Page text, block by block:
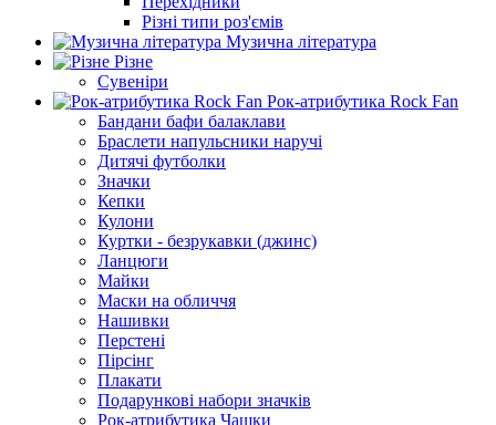
Різні типи роз'ємів
Музична література
Різне
Сувеніри
Рок-атрибутика Rock Fan
Бандани бафи балаклави
Браслети напульсники наручі
Дитячі футболки
Значки
Кепки
Кулони
Куртки - безрукавки (джинс)
Ланцюги
Майки
Маски на обличчя
Нашивки
Перстені
Пірсінг
Плакати
Подарункові набори значків
Рок-атрибутика Чашки